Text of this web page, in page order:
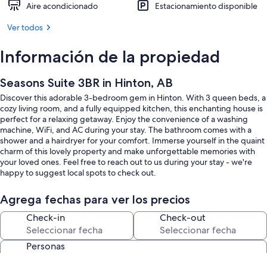
Aire acondicionado
Estacionamiento disponible
Ver todos
Información de la propiedad
Seasons Suite 3BR in Hinton, AB
Discover this adorable 3-bedroom gem in Hinton. With 3 queen beds, a
cozy living room, and a fully equipped kitchen, this enchanting house is
perfect for a relaxing getaway. Enjoy the convenience of a washing
machine, WiFi, and AC during your stay. The bathroom comes with a
shower and a hairdryer for your comfort. Immerse yourself in the quaint
charm of this lovely property and make unforgettable memories with
your loved ones. Feel free to reach out to us during your stay - we're
happy to suggest local spots to check out.
Agrega fechas para ver los precios
Check-in Check-out
Personas